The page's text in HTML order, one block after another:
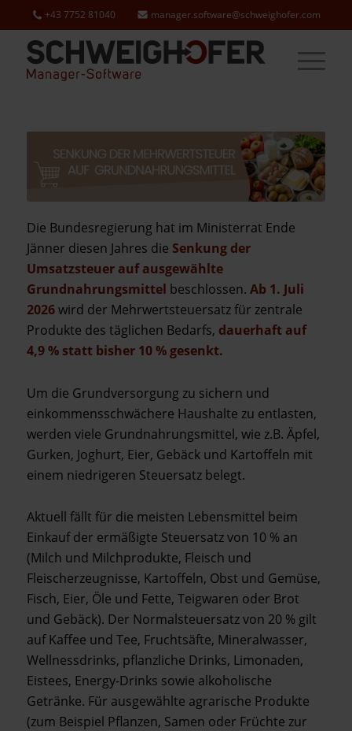
+43 7752 81040 manager.software@schweighofer.com
Die Bundesregierung hat im Ministerrat Ende
Jänner diesen Jahres die Senkung der
Umsatzsteuer auf ausgewählte
Grundnahrungsmittel beschlossen. Ab 1. Juli
2026wird der Mehrwertsteuersatz für zentrale
Produkte des täglichen Bedarfs, dauerhaft auf
4,9 % statt bisher 10 % gesenkt.
Um die Grundversorgung zu sichern und
einkommensschwächere Haushalte zu entlasten,
werden viele Grundnahrungsmittel, wie z.B. Äpfel,
Gurken, Joghurt, Eier, Gebäck und Kartoffeln mit
einem niedrigeren Steuersatz belegt.
Aktuell fällt für die meisten Lebensmittel beim
Einkauf der ermäßigte Steuersatz von 10 % an
(Milch und Milchprodukte, Fleisch und
Fleischerzeugnisse, Kartoffeln, Obst und Gemüse,
Fisch, Eier, Öle und Fette, Teigwaren oder Brot
und Gebäck). Der Normalsteuersatz von 20 % gilt
auf Kaffee und Tee, Fruchtsäfte, Mineralwasser,
Wellnessdrinks, pflanzliche Drinks, Limonaden,
Eistees, Energy-Drinks sowie alkoholische
Getränke. Für ausgewählte agrarische Produkte
(zum Beispiel Pflanzen, Samen oder Früchte zur